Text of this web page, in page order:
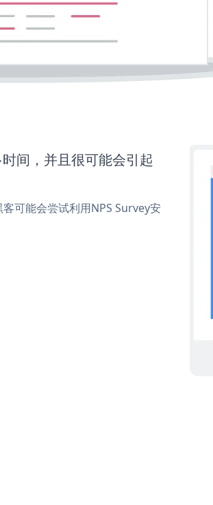
间，并且很可能会引起
可能会尝试利用NPS Survey安